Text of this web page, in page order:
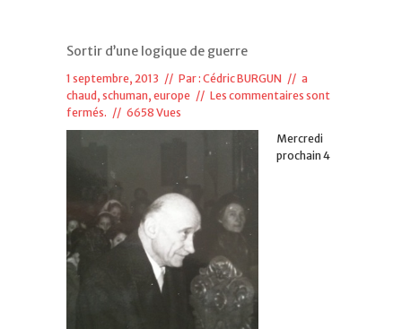
Sortir d’une logique de guerre
1 septembre, 2013 // Par : Cédric BURGUN // a
chaud , schuman, europe // Les commentaires sont
fermés. // 6658 Vues
Mercredi
prochain 4